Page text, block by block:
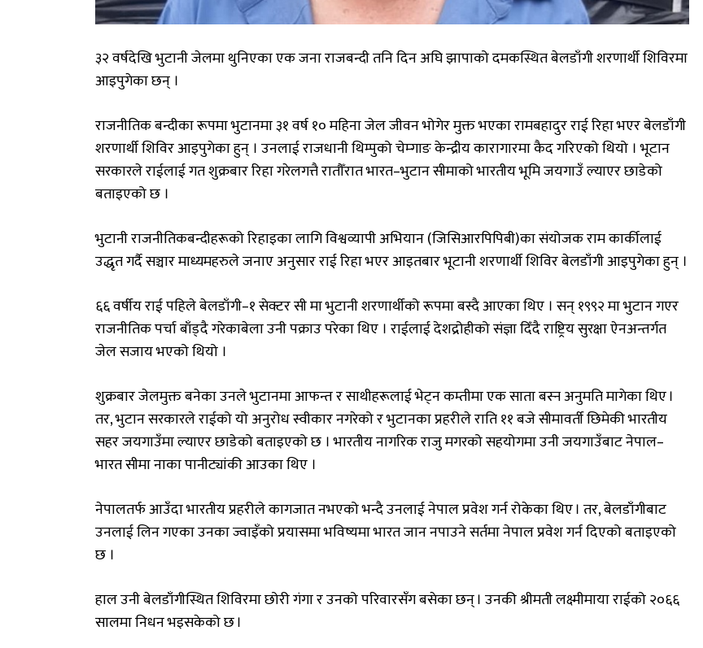
३२ वर्षदेखि भुटानी जेलमा थुनिएका एक जना राजबन्दी तनि दिन अघि झापाको दमकस्थित बेलडाँगी शरणार्थी शिविरमा
आइपुगेका छन् ।
राजनीतिक बन्दीका रूपमा भुटानमा ३१ वर्ष १० महिना जेल जीवन भोगेर मुक्त भएका रामबहादुर राई रिहा भएर बेलडाँगी
शरणार्थी शिविर आइपुगेका हुन् । उनलाई राजधानी थिम्पुको चेम्गाङ केन्द्रीय कारागारमा कैद गरिएको थियो । भूटान
सरकारले राईलाई गत शुक्रबार रिहा गरेलगत्तै रातौँरात भारत–भुटान सीमाको भारतीय भूमि जयगाउँ ल्याएर छाडेको
बताइएको छ ।
भुटानी राजनीतिकबन्दीहरूको रिहाइका लागि विश्वव्यापी अभियान (जिसिआरपिपिबी)का संयोजक राम कार्कीलाई
उद्धृत गर्दै सञ्चार माध्यमहरुले जनाए अनुसार राई रिहा भएर आइतबार भूटानी शरणार्थी शिविर बेलडाँगी आइपुगेका हुन् ।
६६ वर्षीय राई पहिले बेलडाँगी–१ सेक्टर सी मा भुटानी शरणार्थीको रूपमा बस्दै आएका थिए । सन् १९९२ मा भुटान गएर
राजनीतिक पर्चा बाँड्दै गरेकाबेला उनी पक्राउ परेका थिए । राईलाई देशद्रोहीको संज्ञा दिँदै राष्ट्रिय सुरक्षा ऐनअन्तर्गत
जेल सजाय भएको थियो ।
शुक्रबार जेलमुक्त बनेका उनले भुटानमा आफन्त र साथीहरूलाई भेट्न कम्तीमा एक साता बस्न अनुमति मागेका थिए ।
तर, भुटान सरकारले राईको यो अनुरोध स्वीकार नगरेको र भुटानका प्रहरीले राति ११ बजे सीमावर्ती छिमेकी भारतीय
सहर जयगाउँमा ल्याएर छाडेको बताइएको छ । भारतीय नागरिक राजु मगरको सहयोगमा उनी जयगाउँबाट नेपाल–
भारत सीमा नाका पानीट्यांकी आउका थिए ।
नेपालतर्फ आउँदा भारतीय प्रहरीले कागजात नभएको भन्दै उनलाई नेपाल प्रवेश गर्न रोकेका थिए । तर, बेलडाँगीबाट
उनलाई लिन गएका उनका ज्वाइँको प्रयासमा भविष्यमा भारत जान नपाउने सर्तमा नेपाल प्रवेश गर्न दिएको बताइएको
छ ।
हाल उनी बेलडाँगीस्थित शिविरमा छोरी गंगा र उनको परिवारसँग बसेका छन् । उनकी श्रीमती लक्ष्मीमाया राईको २०६६
सालमा निधन भइसकेको छ ।